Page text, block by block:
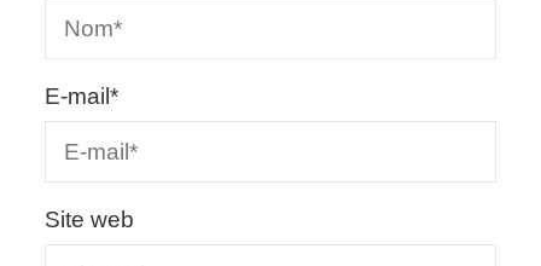
E-mail*
Site web